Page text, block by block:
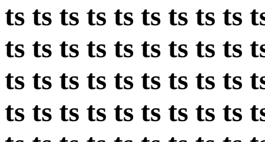
ts ts ts ts ts ts ts ts ts
ts ts ts ts ts ts ts ts ts
ts ts ts ts ts ts ts ts ts
ts ts ts ts ts ts ts ts ts